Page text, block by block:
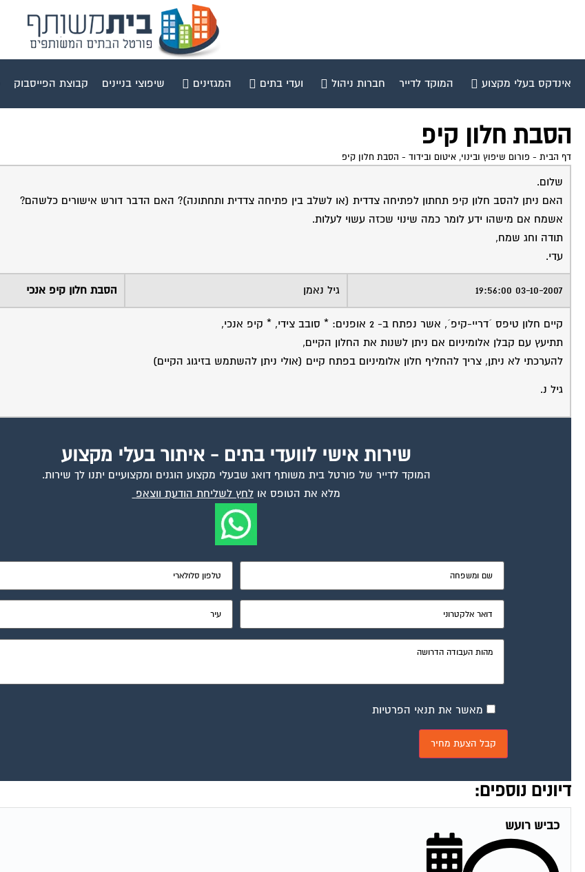
אינדקס בעלי מקצוע המוקד לדייר חברות ניהול ועדי בתים המגזינים שיפוצי בניינים קבוצת הפייסבוק
הסבת חלון קיפ
דף הבית - פורום שיפוץ ובינוי, איטום ובידוד - הסבת חלון קיפ
שלום.
האם ניתן להסב חלון קיפ תחתון לפתיחה צדדית (או לשלב בין פתיחה צדדית ותחתונה)? האם הדבר דורש אישורים כלשהם?
אשמח אם מישהו ידע לומר כמה שינוי שכזה עשוי לעלות.
תודה וחג שמח,
עדי.
03-10-2007 19:56:00 גיל נאמן הסבת חלון קיפ אנכי
קיים חלון טיפס ´דריי-קיפ´, אשר נפתח ב- 2 אופנים: * סובב צידי, * קיפ אנכי,
תתיעץ עם קבלן אלומיניום אם ניתן לשנות את החלון הקיים,
להערכתי לא ניתן, צריך להחליף חלון אלומיניום בפתח קיים (אולי ניתן להשתמש בזיגוג הקיים)
גיל נ.
שירות אישי לוועדי בתים - איתור בעלי מקצוע
המוקד לדייר של פורטל בית משותף דואג שבעלי מקצוע הוגנים ומקצועיים יתנו לך שירות.
מלא את הטופס אולחץ לשליחת הודעת ווצאפ
מאשר את תנאי הפרטיות
דיונים נוספים:
כביש רועש